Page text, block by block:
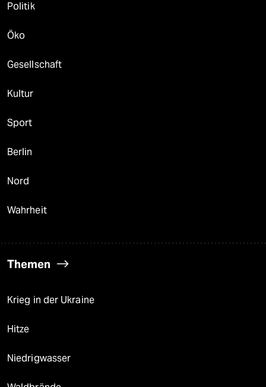
Politik
Öko
Gesellschaft
Kultur
Sport
Berlin
Nord
Wahrheit
Themen
Krieg in der Ukraine
Hitze
Niedrigwasser